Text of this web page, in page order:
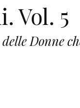
Vol. 5
Donne